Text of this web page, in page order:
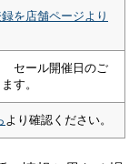
を店舗ページより
セール開催日のご
す。
より確認ください。